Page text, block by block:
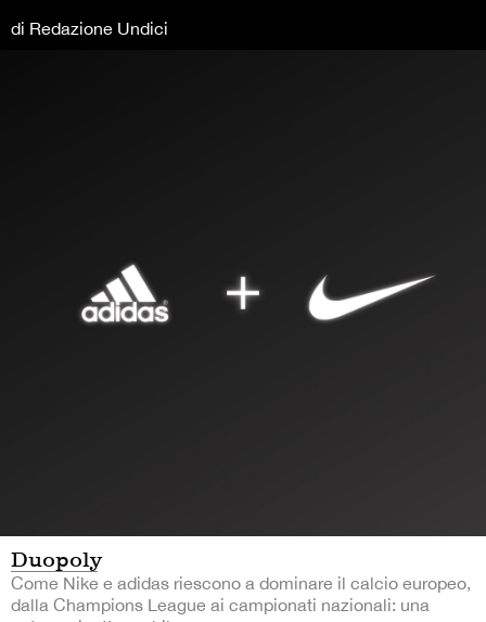
di Redazione Undici
Duopoly
Come Nike e adidas riescono a dominare il calcio europeo,
dalla Champions League ai campionati nazionali: una